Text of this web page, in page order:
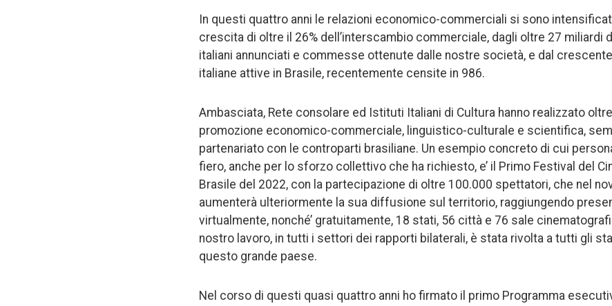
In questi quattro anni le relazioni economico-commerciali si sono
crescita di oltre il 26% dell’interscambio commerciale, dagli oltre 27 miliardi
italiani annunciati e commesse ottenute dalle nostre società, e dal
italiane attive in Brasile, recentemente censite in 986.
Ambasciata, Rete consolare ed Istituti Italiani di Cultura hanno realizzato
promozione economico-commerciale, linguistico-culturale e scientifica,
partenariato con le controparti brasiliane. Un esempio concreto di cui
fiero, anche per lo sforzo collettivo che ha richiesto, e’ il Primo Festival del
Brasile del 2022, con la partecipazione di oltre 100.000 spettatori, che nel
aumenterà ulteriormente la sua diffusione sul territorio, raggiungendo
virtualmente, nonché’ gratuitamente, 18 stati, 56 città e 76 sale
nostro lavoro, in tutti i settori dei rapporti bilaterali, è stata rivolta a tutti gli
questo grande paese.
Nel corso di questi quasi quattro anni ho firmato il primo Programma